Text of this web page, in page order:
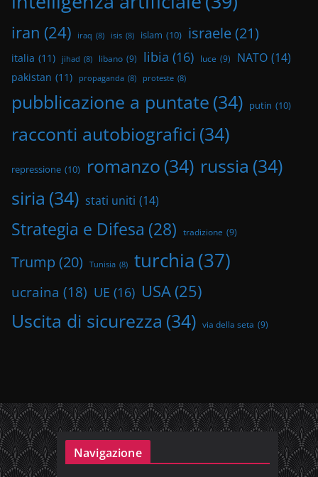
iran (24) iraq (8) isis (8) islam (10) israele(21)
italia (11) jihad (8) libano (9) libia (16) luce (9) NATO (14)
pakistan (11) propaganda (8) proteste (8)
pubblicazione a puntate (34) putin (10)
racconti autobiografici (34)
repressione (10) romanzo (34) russia (34)
siria (34) stati uniti (14)
Strategia e Difesa (28) tradizione (9)
Trump (20) Tunisia (8) turchia(37)
ucraina (18) UE (16) USA (25)
Uscita di sicurezza (34) via della seta (9)
Navigazione